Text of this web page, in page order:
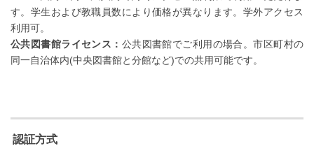
す。学生および教職員数により価格が異なります。学外アクセス
利用可。
公共図書館ライセンス： 公共図書館でご利用の場合。市区町村の
同一自治体内(中央図書館と分館など)での共用可能です。
認証方式